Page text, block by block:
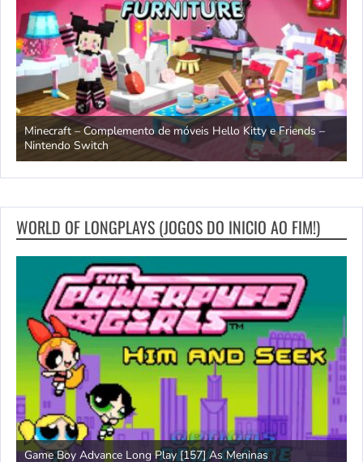
Minecraft – Complemento de móveis Hello Kitty e Friends –
Nintendo Switch
WORLD OF LONGPLAYS (JOGOS DO INICIO AO FIM!)
Game Boy Advance Long Play [157] As Meninas